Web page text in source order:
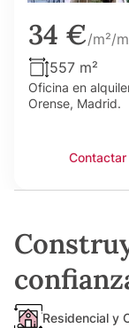
34 €/m²/
557 m²
Oficina en
Orense, Madrid.
Contactar
Residencial y